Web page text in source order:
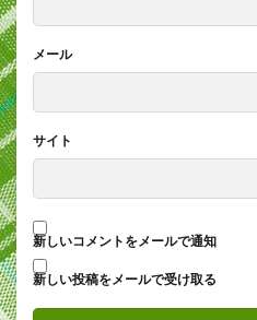
メール
サイト
新しいコメントをメールで通知
新しい投稿をメールで受け取る